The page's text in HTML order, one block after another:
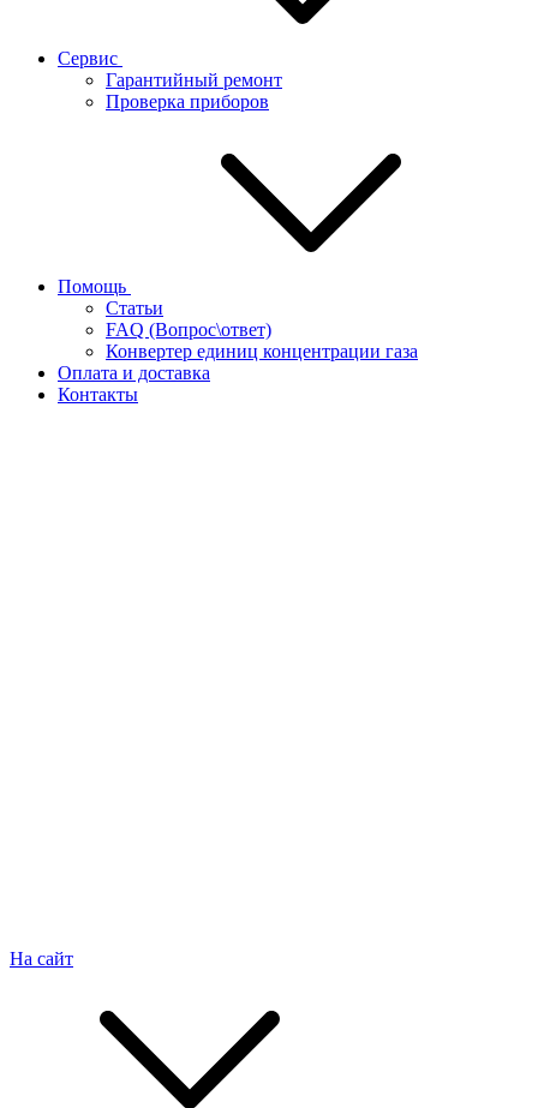
Сервис
Гарантийный ремонт
Проверка приборов
Помощь
Статьи
FAQ (Вопрос\ответ)
Конвертер единиц концентрации газа
Оплата и доставка
Контакты
На сайт